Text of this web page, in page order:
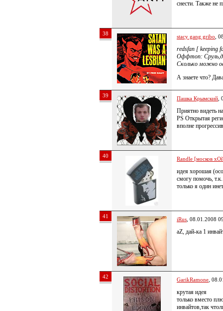
снести. Также не
38 stacy gang gribo ,
redsfan [ keeping
Оффтоп:
Сколько можно
А знаете что?
39 Пашка Крымский
Приятно видеть
PS Открытая
вполне
40 Randle [москов
идея хорошая
смогу помочь,
только я один
41 iRus , 08.01.2008
aZ, дай-ка 1
42 GarikRamone ,
крутая идея
только вместо
инвайтов,так